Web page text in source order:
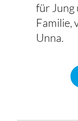
für Jung
Familie,
Unna.